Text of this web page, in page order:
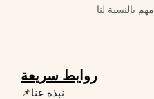
مهم بالنسبة لنا
روابط سريعة
📌نبذة عنا